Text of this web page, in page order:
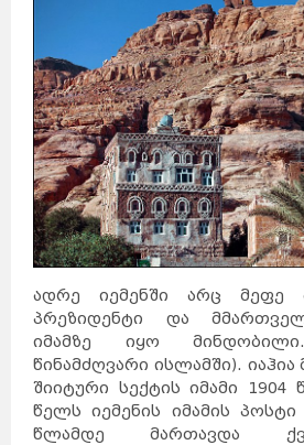
ადრე იემენში არც მეფე
პრეზიდენტი და
იმამზე იყო
წინამძღვარი ისლამში). იაჰია
შიიტური სექტის იმამი 1904
წელს იემენის იმამის პოსტი
წლამდე მართავდა